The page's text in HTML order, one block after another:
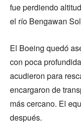
fue perdiendo
el río Bengawan
El Boeing quedó
con poca
acudieron para
encargaron de
más cercano. El
después.